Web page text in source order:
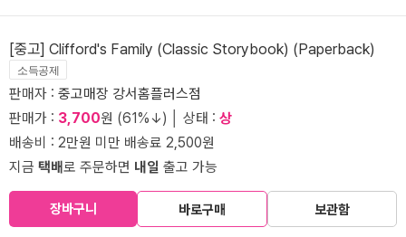
[중고] Clifford's Family (Classic Storybook) (Paperback)
소득공제
판매자 : 중고매장 강서홈플러스점
판매가 : 3,700원 (61%↓) │ 상태 : 상
배송비 : 2만원 미만 배송료 2,500원
지금 택배로 주문하면 내일 출고 가능
장바구니 바로구매 보관함